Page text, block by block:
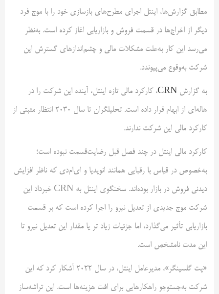
مطابق گزارش‌ها، اینتل اجرای مطرح‌های بازسازی خود را با موج فرد
دیگر از اخراج‌ها در قسمت فروش و بازاریابی اغاز کرده است. به‌نظر
می‌رسد این کار به‌علت مشکلات مالی و چشم‌اندازهای گسترش این
شرکت به‌وقوع می‌پیوندد.
به گزارش CRN، کارکرد مالی تازه اینتل، آینده این شرکت را در
هاله‌ای از ابهام قرار داده است. تحلیلگران تا سال 2030 انتظار مثبتی از
کارکرد مالی این شرکت ندارند.
کارکرد مالی اینتل در چند فصل قبل رضایت‌قسمت نبوده است؛
به‌خصوص در قیاس با رقبایی همانند انویدیا و ای‌ام‌دی که ناظر افزایش
دیدنی فروش در بازار بوده‌اند. سخنگوی اینتل به CRN خبرداد این
شرکت موج جدیدی از تعدیل نیرو را اجرا کرده است که بر قسمت
بازاریابی تأثیر می‌گذارد، اما جزئیات زیاد تر یا مقدار این تعدیل نیرو تا
این مدت نامشخص است.
«پت گلسینگر»، مدیرعامل اینتل، در سال 2022 آشکار کرد که این
شرکت به‌جستوجو راهکارهایی برای افت هزینه‌ها است. این تراشه‌ساز